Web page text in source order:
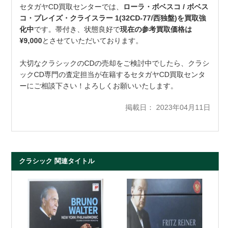
セタガヤCD買取センターでは、 ローラ・ボベスコ / ボベス
コ・プレイズ・クライスラー 1(32CD-77/西独盤)を買取強
化中です。帯付き、状態良好で現在の参考買取価格は
¥9,000とさせていただいております。
大切なクラシックのCDの売却をご検討中でしたら、クラシ
ックCD専門の査定担当が在籍するセタガヤCD買取センタ
ーにご相談下さい！よろしくお願いいたします。
掲載日： 2023年04月11日
クラシック 関連タイトル